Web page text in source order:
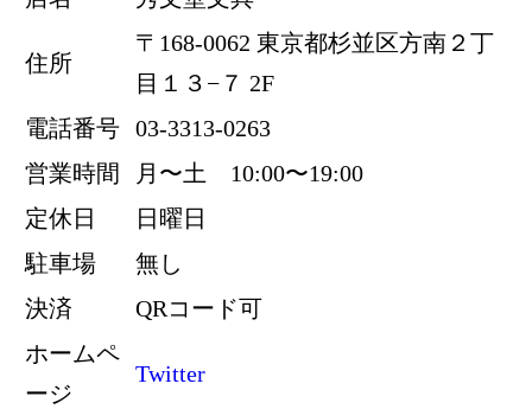
住所
〒168-0062 東京都杉並区方南２丁
目１３−７ 2F
電話番号 03-3313-0263
営業時間
月〜土 10:00〜19:00
定休日
日曜日
駐車場
無し
決済
QRコード可
ホームペ
ージ
Twitter